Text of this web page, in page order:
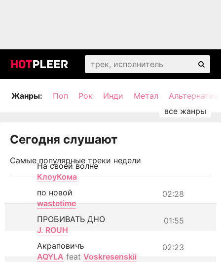
Жанры: Поп Рок Инди Метал
Сегодня слушают
Самые популярные треки недели
На своей волне
КлоуКома
02:28
по новой
wastetime
01:55
ПРОБИВАТЬ ДНО
J. ROUH
02:23
Акраповичъ
AQYLA feat Voskresenskii